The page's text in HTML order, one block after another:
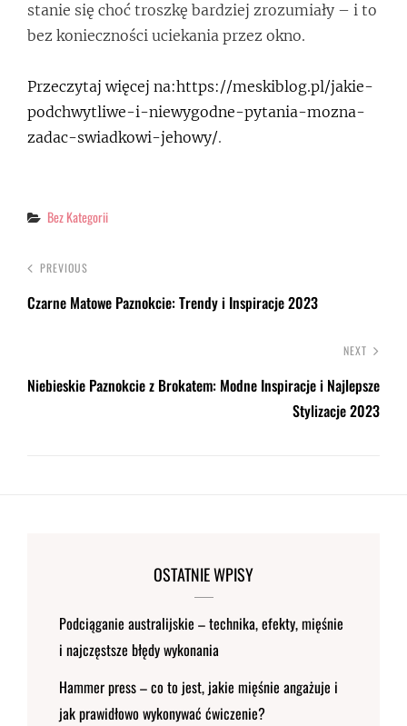
stanie się choć troszkę bardziej zrozumiały – i to
bez konieczności uciekania przez okno.
Przeczytaj więcej na:https://meskiblog.pl/jakie-
podchwytliwe-i-niewygodne-pytania-mozna-
zadac-swiadkowi-jehowy/.
Categories
Bez Kategorii
PREVIOUS
Czarne Matowe Paznokcie: Trendy i Inspiracje 2023
NEXT
Niebieskie Paznokcie z Brokatem: Modne Inspiracje i Najlepsze
Stylizacje 2023
OSTATNIE WPISY
Podciąganie australijskie – technika, efekty, mięśnie
i najczęstsze błędy wykonania
Hammer press – co to jest, jakie mięśnie angażuje i
jak prawidłowo wykonywać ćwiczenie?